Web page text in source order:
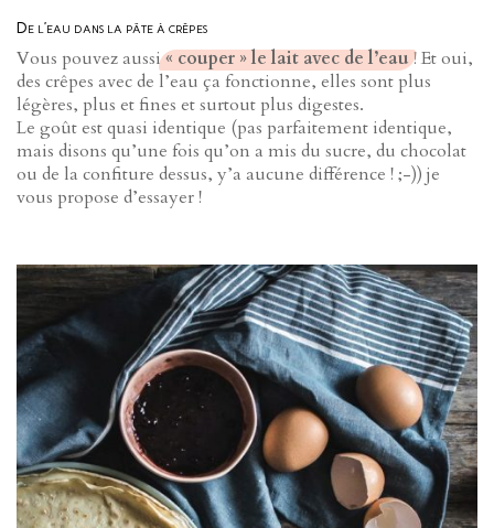
De l’eau dans la pâte à crêpes
Vous pouvez aussi« couper » le lait avec de l’eau! Et oui,
des crêpes avec de l’eau ça fonctionne, elles sont plus
légères, plus et fines et surtout plus digestes.
Le goût est quasi identique (pas parfaitement identique,
mais disons qu’une fois qu’on a mis du sucre, du chocolat
ou de la confiture dessus, y’a aucune différence ! ;-)) je
vous propose d’essayer !